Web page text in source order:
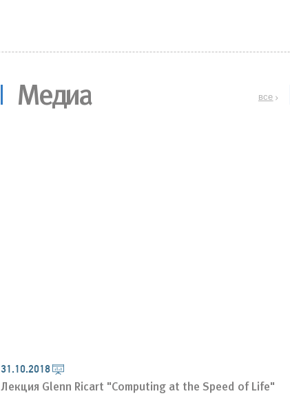
Медиа все
31.10.2018
Лекция Glenn Ricart "Computing at the Speed of Life"